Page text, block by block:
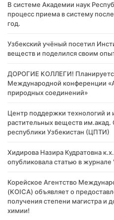
В системе Академии наук
процесс приема в систему
год.
Узбекский учёный посетил
веществ и поделился своим
ДОРОГИЕ КОЛЛЕГИ!
Международной конференции
природных соединений»
Центр поддержки технологий и
растительных веществ
республики Узбекистан (ЦПТИ)
Хидирова Назира Кудратовна
опубликовала статью в журнале
Корейское Агентство
(KOICA) объявляет о
получения степени магистра и
химии!